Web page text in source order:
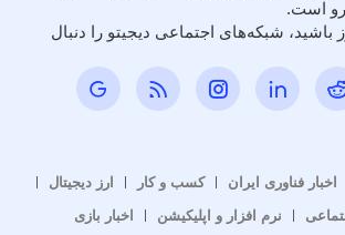
است.
باشید، شبکه‌های اجتماعی دیجیتو را دنبال
اخبار فناوری ایران کسب و کار
ارز دیجیتال
نرم افزار و اپلیکیشن اخبار بازی